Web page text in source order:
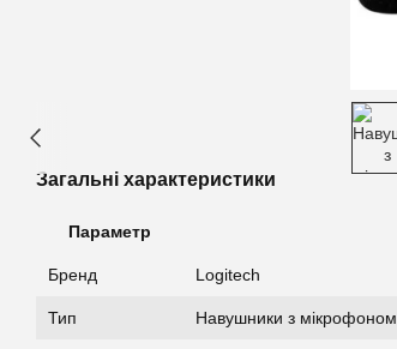
Загальні характеристики
Параметр
Бренд Logitech
Тип Навушники з мікрофоном